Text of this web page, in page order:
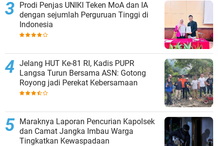
Prodi Penjas UNIKI Teken MoA dan IA
dengan sejumlah Perguruan Tinggi di
Indonesia
Jelang HUT Ke-81 RI, Kadis PUPR
Langsa Turun Bersama ASN: Gotong
Royong jadi Perekat Kebersamaan
Maraknya Laporan Pencurian Kapolsek
dan Camat Jangka Imbau Warga
Tingkatkan Kewaspadaan